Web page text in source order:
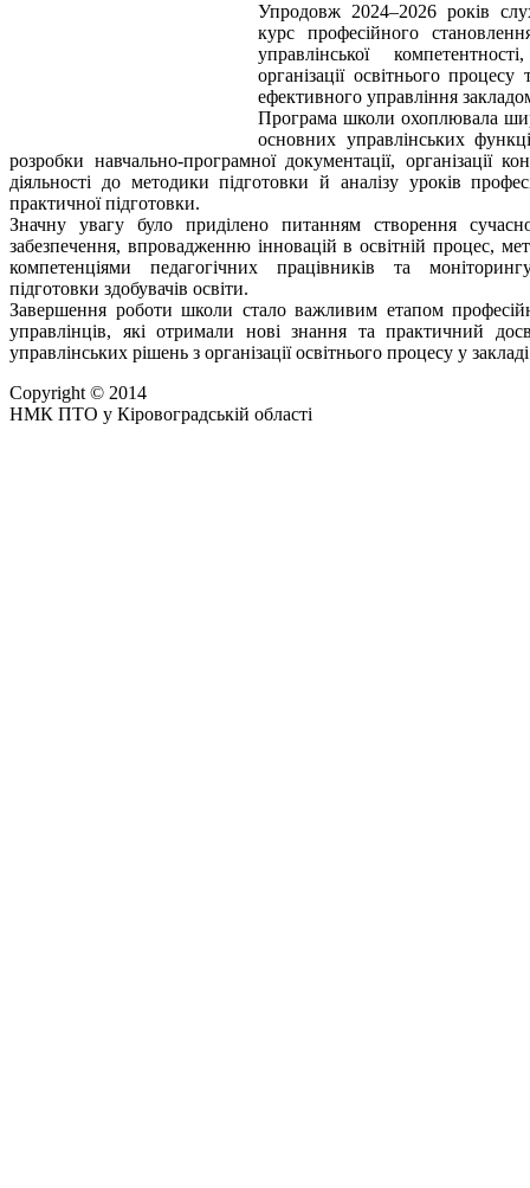
Упродовж 2024–2026 років
курс професійного
управлінської
організації освітнього
ефективного управління
Програма школи охоплювала
основних управлінських
розробки навчально-програмної документації, організації
діяльності до методики підготовки й аналізу уроків
практичної підготовки.
Значну увагу було приділено питанням створення
забезпечення, впровадженню інновацій в освітній процес,
компетенціями педагогічних працівників та
підготовки здобувачів освіти.
Завершення роботи школи стало важливим етапом
управлінців, які отримали нові знання та практичний
управлінських рішень з організації освітнього процесу у
Copyright © 2014
НМК ПТО у Кіровоградській області